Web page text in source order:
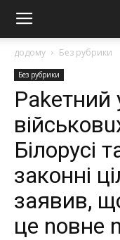
додому Без рубрики
Без рубрики
Раkетний
Білорусі
законні
заявив,
це nовне